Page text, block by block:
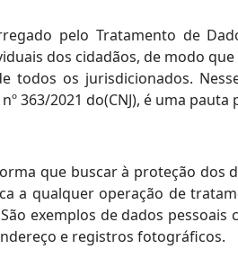
pelo Tratamento de
dos cidadãos, de modo
todos os jurisdicionados.
363/2021 do(CNJ), é uma
que buscar à proteção
a qualquer operação de
exemplos de dados
e registros fotográficos.